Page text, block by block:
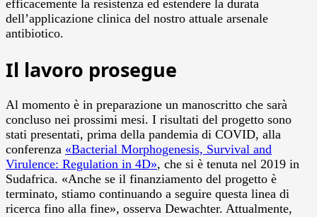
efficacemente la resistenza ed estendere la durata
dell’applicazione clinica del nostro attuale arsenale
antibiotico.
Il lavoro prosegue
Al momento è in preparazione un manoscritto che sarà
concluso nei prossimi mesi. I risultati del progetto sono
stati presentati, prima della pandemia di COVID, alla
conferenza «Bacterial Morphogenesis, Survival and
Virulence: Regulation in 4D», che si è tenuta nel 2019 in
Sudafrica. «Anche se il finanziamento del progetto è
terminato, stiamo continuando a seguire questa linea di
ricerca fino alla fine», osserva Dewachter. Attualmente,